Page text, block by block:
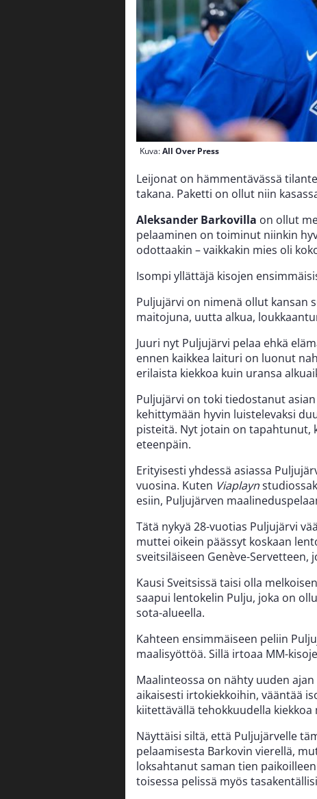
Kuva:All Over Press
Leijonat on hämmentävässä
takana. Paketti on ollut niin
Aleksander Barkovilla on ollut
pelaaminen on toiminut niinkin
odottaakin – vaikkakin mies oli
Isompi yllättäjä kisojen
Puljujärvi on nimenä ollut kansan
maitojuna, uutta alkua,
Juuri nyt Puljujärvi pelaa ehkä
ennen kaikkea laituri on luonut
erilaista kiekkoa kuin uransa
Puljujärvi on toki tiedostanut
kehittymään hyvin luistelevaksi
pisteitä. Nyt jotain on tapahtunut,
eteenpäin.
Erityisesti yhdessä asiassa
vuosina. Kuten Viaplayn
esiin, Puljujärven
Tätä nykyä 28-vuotias Puljujärvi
muttei oikein päässyt koskaan
sveitsiläiseen Genève-
Kausi Sveitsissä taisi olla
saapui lentokelin Pulju, joka on
sota-alueella.
Kahteen ensimmäiseen peliin
maalisyöttöä. Sillä irtoaa MM-
Maalinteossa on nähty uuden
aikaisesti irtokiekkoihin, vääntää
kiitettävällä tehokkuudella kiekkoa
Näyttäisi siltä, että Puljujärvelle
pelaamisesta Barkovin vierellä,
loksahtanut saman tien
toisessa pelissä myös